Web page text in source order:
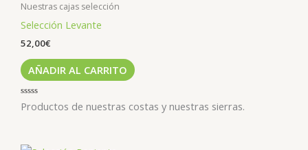
Nuestras cajas selección
Selección Levante
52,00€
AÑADIR AL CARRITO
Valorado
con
Productos de nuestras costas y nuestras sierras.